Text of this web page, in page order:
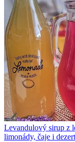
Levandulový sirup z
limonády, čaje i